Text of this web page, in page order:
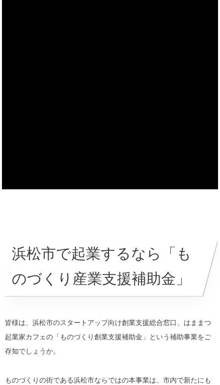
浜松市で起業するなら「も
のづくり産業支援補助金」
皆様は、浜松市のスタートアップ向け創業支援総合窓口、はままつ
起業家カフェの「ものづくり創業支援補助金」という補助事業をご
存知でしょうか。
ものづくりの街である浜松市ならではの本事業は、市内で新たにも